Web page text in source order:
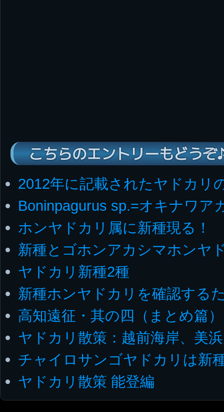
こちらのエントリーもどうぞ
2012年に記載されたヤドカリ
Boninpagurus sp.=オキナワア
ホンヤドカリ属に新種現る！
新種とゴホンアカシマホンヤ
ヤドカリ新種2種
新種ホンヤドカリを確認する
高知遠征・其の四（まとめ篇）
ヤドカリ散策：越前海岸、美
チャイロサンゴヤドカリは新
ヤドカリ散策 能登編